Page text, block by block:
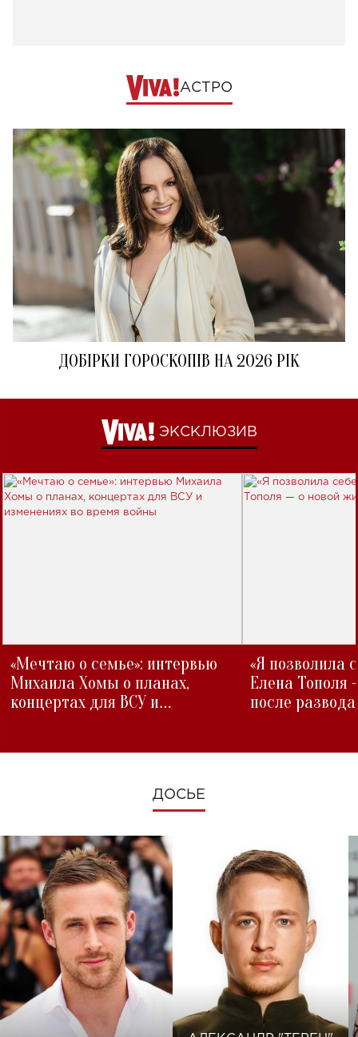
АСТРО
ДОБІРКИ ГОРОСКОПІВ НА 2026 РІК
ЭКСКЛЮЗИВ
«Мечтаю о семье»: интервью
Михаила Хомы о планах,
концертах для ВСУ и
«Я позволила
Елена Тополя
после развода
ДОСЬЕ